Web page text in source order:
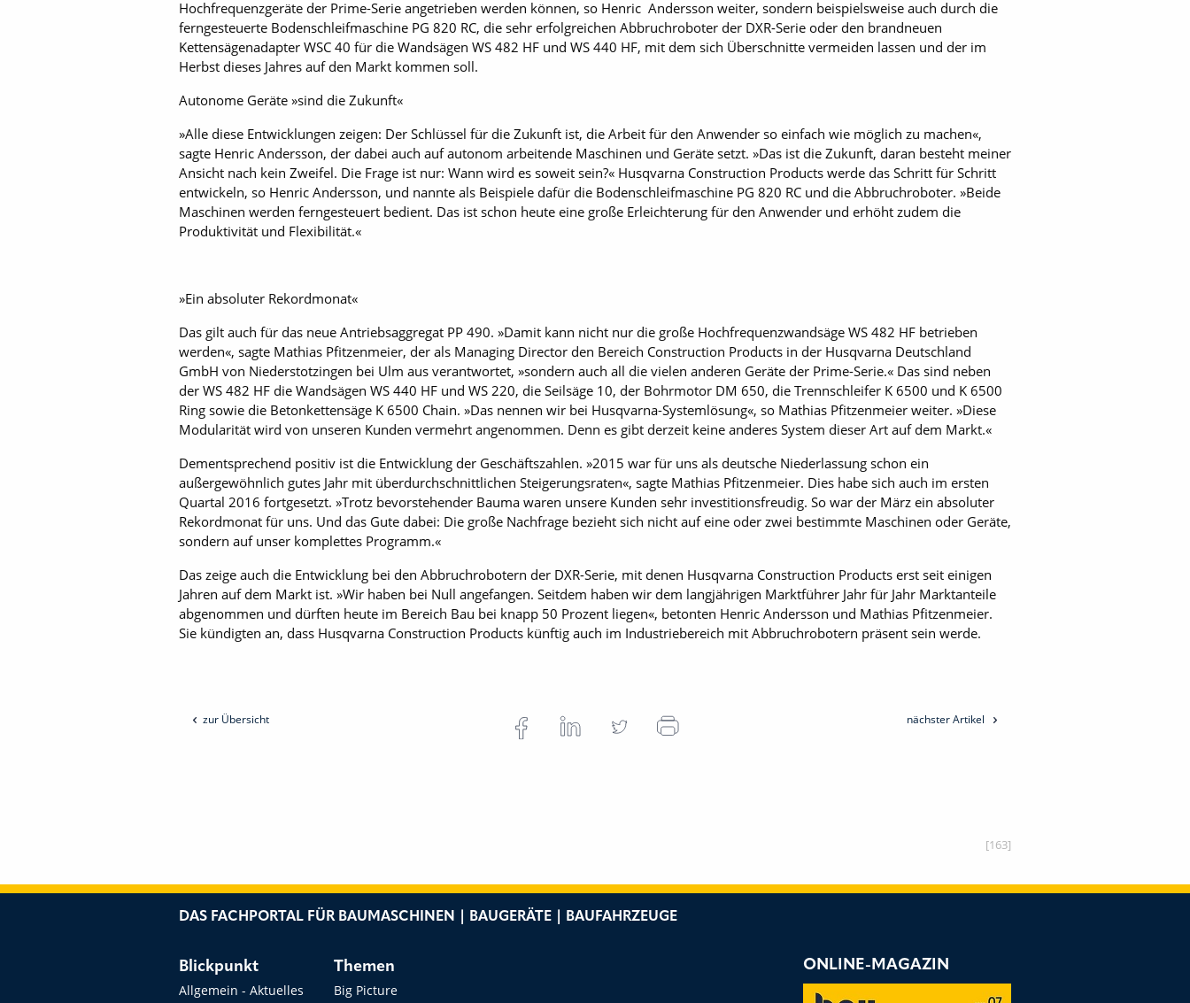
Hochfrequenzgeräte der Prime-Serie angetrieben werden können, so Henric Andersson weiter, sondern beispielsweise auch durch die
ferngesteuerte Bodenschleifmaschine PG 820 RC, die sehr erfolgreichen Abbruch­roboter der DXR-Serie oder den brandneuen
Kettensägenadapter WSC 40 für die Wandsägen WS 482 HF und WS 440 HF, mit dem sich Überschnitte vermeiden lassen und der im
Herbst dieses Jahres auf den Markt kommen soll.
Autonome Geräte »sind die Zukunft«
»Alle diese Entwicklungen zeigen: Der Schlüssel für die Zukunft ist, die Arbeit für den Anwender so einfach wie möglich zu machen«,
sagte Henric Andersson, der dabei auch auf autonom arbeitende Maschinen und Geräte setzt. »Das ist die Zukunft, daran besteht meiner
Ansicht nach kein Zweifel. Die Frage ist nur: Wann wird es soweit sein?« Husqvarna Construction Products werde das Schritt für Schritt
entwickeln, so Henric Andersson, und nannte als Beispiele dafür die Bodenschleifmaschine PG 820 RC und die Abbruchroboter. »Beide
Maschinen werden ferngesteuert bedient. Das ist schon heute eine große Erleichterung für den Anwender und erhöht zudem die
Produktivität und Flexibilität.«
»Ein absoluter Rekordmonat«
Das gilt auch für das neue Antriebsaggregat PP 490. »Damit kann nicht nur die große Hochfrequenzwandsäge WS 482 HF betrieben
werden«, sagte Mathias Pfitzenmeier, der als Managing Director den Bereich Construction Products in der Husqvarna Deutschland
GmbH von Niederstotzingen bei Ulm aus verantwortet, »sondern auch all die vielen anderen Geräte der Prime-Serie.« Das sind neben
der WS 482 HF die Wand­sägen WS 440 HF und WS 220, die Seilsäge 10, der Bohrmotor DM 650, die Trennschleifer K 6500 und K 6500
Ring sowie die Betonkettensäge K 6500 Chain. »Das nennen wir bei Husqvarna-Systemlösung«, so Mathias Pfitzenmeier weiter. »Diese
Modularität wird von unseren Kunden vermehrt angenommen. Denn es gibt derzeit keine anderes System dieser Art auf dem Markt.«
Dementsprechend positiv ist die Entwicklung der Geschäftszahlen. »2015 war für uns als deutsche Niederlassung schon ein
außergewöhnlich gutes Jahr mit überdurchschnittlichen Steigerungsraten«, sagte Mathias Pfitzenmeier. Dies habe sich auch im ersten
Quartal 2016 fortgesetzt. »Trotz bevorstehender Bauma waren unsere Kunden sehr investitionsfreudig. So war der März ein absoluter
Rekordmonat für uns. Und das Gute dabei: Die große Nachfrage bezieht sich nicht auf eine oder zwei bestimmte Maschinen oder Geräte,
sondern auf unser komplettes Programm.«
Das zeige auch die Entwicklung bei den Abbruchrobotern der DXR-Serie, mit denen Husqvarna Construction Products erst seit einigen
Jahren auf dem Markt ist. »Wir haben bei Null angefangen. Seitdem haben wir dem langjährigen Marktführer Jahr für Jahr Marktanteile
abgenommen und dürften heute im Bereich Bau bei knapp 50 Prozent liegen«, betonten Henric Andersson und Mathias Pfitzenmeier.
Sie kündigten an, dass Husqvarna Construction Products künftig auch im Industriebereich mit Abbruchrobotern präsent sein werde.
zur Übersicht nächster Artikel
[163]
DAS FACHPORTAL FÜR BAUMASCHINEN | BAUGERÄTE | BAUFAHRZEUGE
Blickpunkt
Allgemein - Aktuelles
Themen
Big Picture
ONLINE-MAGAZIN